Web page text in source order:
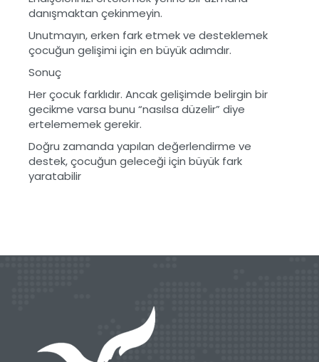
danışmaktan çekinmeyin.
Unutmayın, erken fark etmek ve desteklemek
çocuğun gelişimi için en büyük adımdır.
Sonuç
Her çocuk farklıdır. Ancak gelişimde belirgin bir
gecikme varsa bunu “nasılsa düzelir” diye
ertelememek gerekir.
Doğru zamanda yapılan değerlendirme ve
destek, çocuğun geleceği için büyük fark
yaratabilir